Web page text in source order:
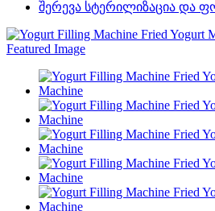
შერევა სტერილიზაცია და